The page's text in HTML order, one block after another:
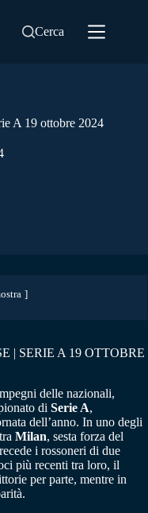
Cerca
A 19 ottobre 2024
| SERIE A 19 OTTOBRE
delle nazionali,
di Serie A,
dell’anno. In uno degli
Milan, sesta forza del
i rossoneri di due
più recenti tra loro, il
per parte, mentre in